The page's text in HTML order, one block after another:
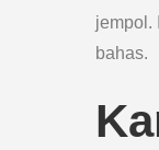
jempol.
bahas.